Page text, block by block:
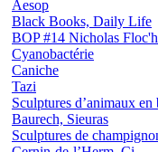
Aesop
Black Books, Daily Life
BOP #14 Nicholas
Cyanobactérie
Caniche
Tazi
Sculptures d’animaux
Baurech, Sieuras
Sculptures de